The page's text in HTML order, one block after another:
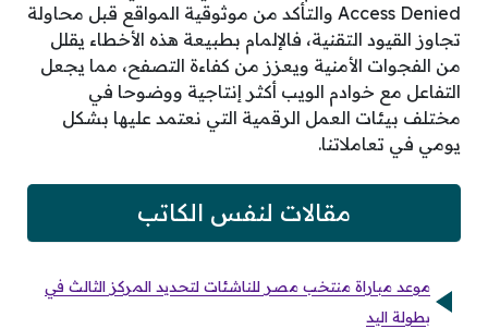
Access Denied والتأكد من موثوقية المواقع قبل محاولة
تجاوز القيود التقنية، فالإلمام بطبيعة هذه الأخطاء يقلل
من الفجوات الأمنية ويعزز من كفاءة التصفح، مما يجعل
التفاعل مع خوادم الويب أكثر إنتاجية ووضوحا في
مختلف بيئات العمل الرقمية التي نعتمد عليها بشكل
يومي في تعاملاتنا.
مقالات لنفس الكاتب
موعد مباراة منتخب مصر للناشئات لتحديد المركز الثالث في
بطولة اليد